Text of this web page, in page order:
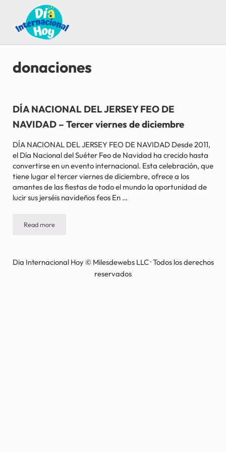
Saltar al contenido principal
Skip to after header navigation
Skip to site footer
Día Internacional Hoy
Guía para saber qué día internacional es hoy
donaciones
DÍA NACIONAL DEL JERSEY FEO DE
NAVIDAD – Tercer viernes de diciembre
DÍA NACIONAL DEL JERSEY FEO DE NAVIDAD Desde 2011,
el Día Nacional del Suéter Feo de Navidad ha crecido hasta
convertirse en un evento internacional. Esta celebración, que
tiene lugar el tercer viernes de diciembre, ofrece a los
amantes de las fiestas de todo el mundo la oportunidad de
lucir sus jerséis navideños feos En …
Read moreDÍA NACIONAL DEL JERSEY FEO DE NAVIDAD – Tercer viernes
Dia Internacional Hoy © Milesdewebs LLC · Todos los derechos
reservados